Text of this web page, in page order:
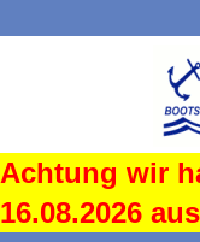
Achtung wir
16.08.2026